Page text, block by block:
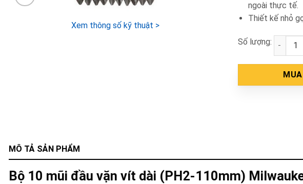
Xem thông số kỹ thuật >
ngoài thực tế.
Thiết kế nhỏ
Số lượng: Bộ 10
MÔ TẢ SẢN PHẨM
Bộ 10 mũi đầu vặn vít dài (PH2-110mm)